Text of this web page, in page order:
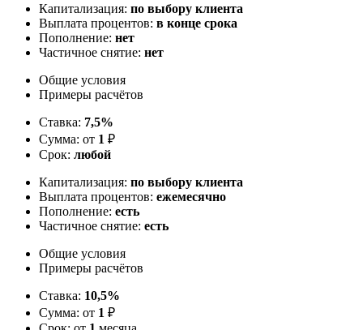
Капитализация: по выбору клиента
Выплата процентов: в конце срока
Пополнение: нет
Частичное снятие: нет
Общие условия
Примеры расчётов
Ставка: 7,5%
Сумма: от 1 ₽
Срок: любой
Капитализация: по выбору клиента
Выплата процентов: ежемесячно
Пополнение: есть
Частичное снятие: есть
Общие условия
Примеры расчётов
Ставка: 10,5%
Сумма: от 1 ₽